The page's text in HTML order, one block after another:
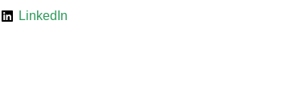
LinkedIn